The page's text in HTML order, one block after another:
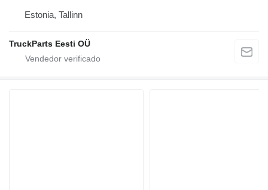
Estonia, Tallinn
TruckParts Eesti OÜ